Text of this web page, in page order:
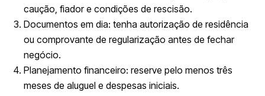
caução, fiador e condições de rescisão.
Documentos em dia: tenha autorização de residência
ou comprovante de regularização antes de fechar
negócio.
Planejamento financeiro: reserve pelo menos três
meses de aluguel e despesas iniciais.